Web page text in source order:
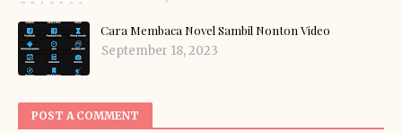
Cara Membaca Novel Sambil Nonton Video
September 18, 2023
POST A COMMENT